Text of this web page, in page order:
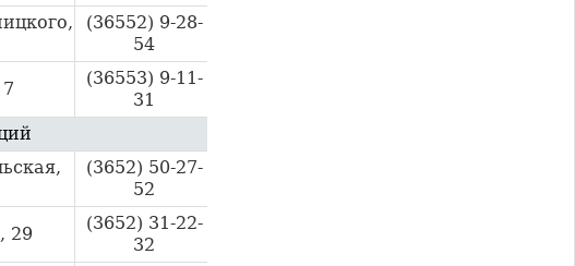
(36552) 9-28-
54
(36553) 9-11-
31
(3652) 50-27-
52
29
(3652) 31-22-
32